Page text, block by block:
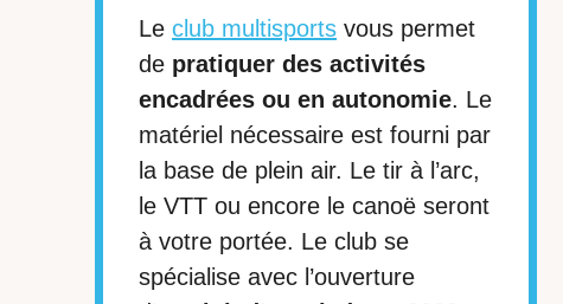
Le club multisports vous permet
de pratiquer des activités
encadrées ou en autonomie. Le
matériel nécessaire est fourni par
la base de plein air. Le tir à l’arc,
le VTT ou encore le canoë seront
à votre portée. Le club se
spécialise avec l’ouverture